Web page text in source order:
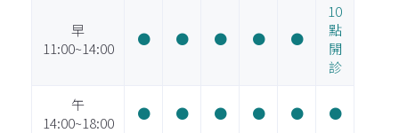
早
11:00~14:00
● ● ● ● ●
10
點
開
診
午
14:00~18:00
● ● ● ● ● ●